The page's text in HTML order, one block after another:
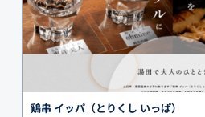
鶏串 イッパ（とりくし いっぱ）